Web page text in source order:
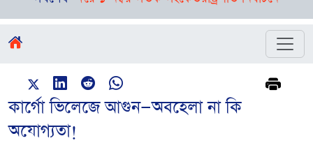
কার্গো ভিলেজে আগুন—অবহেলা না কি
অযোগ্যতা!